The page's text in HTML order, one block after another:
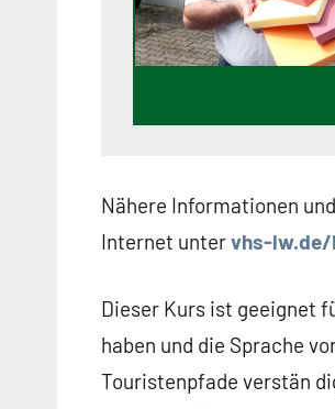
Nähere Informationen
Internet untervhs-lw.de/
Dieser Kurs ist geeignet
haben und die Sprache
Touristenpfade verstän